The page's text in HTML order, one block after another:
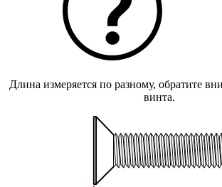
Длина измеряется по разному, обратите
винта.